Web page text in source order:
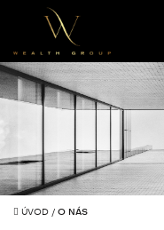
ÚVOD / O NÁS